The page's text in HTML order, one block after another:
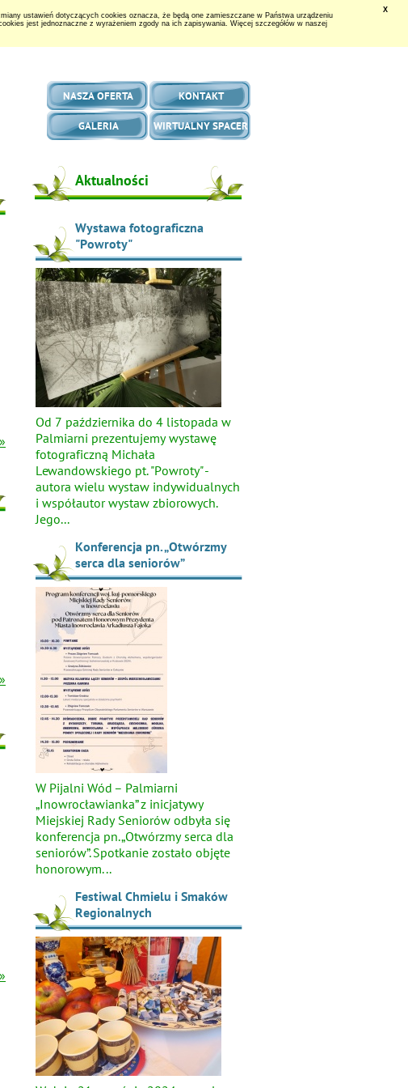
NASZA OFERTA KONTAKT
GALERIA WIRTUALNY SPACER
Aktualności
Wystawa fotograficzna
"Powroty"
Od 7 października do 4 listopada w
Palmiarni prezentujemy wystawę
fotograficzną Michała
Lewandowskiego pt. "Powroty" -
autora wielu wystaw indywidualnych
i współautor wystaw zbiorowych.
Jego...
Konferencja pn. „Otwórzmy
serca dla seniorów”
W Pijalni Wód – Palmiarni
„Inowrocławianka” z inicjatywy
Miejskiej Rady Seniorów odbyła się
konferencja pn. „Otwórzmy serca dla
seniorów”. Spotkanie zostało objęte
honorowym...
Festiwal Chmielu i Smaków
Regionalnych
ustawień dotyczących cookies oznacza, że będą one zamieszczane w Państwa urządzeniu
jest jednoznaczne z wyrażeniem zgody na ich zapisywania. Więcej szczegółów w naszej
X